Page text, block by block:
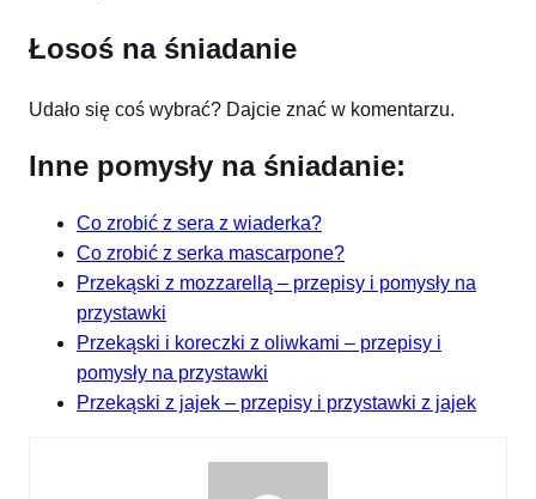
Łosoś na śniadanie
Udało się coś wybrać? Dajcie znać w komentarzu.
Inne pomysły na śniadanie:
Co zrobić z sera z wiaderka?
Co zrobić z serka mascarpone?
Przekąski z mozzarellą – przepisy i pomysły na
przystawki
Przekąski i koreczki z oliwkami – przepisy i
pomysły na przystawki
Przekąski z jajek – przepisy i przystawki z jajek